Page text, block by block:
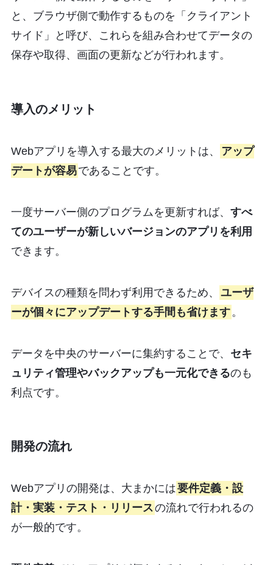
と、ブラウザ側で動作するものを「クライアント
サイド」と呼び、これらを組み合わせてデータの
保存や取得、画面の更新などが行われます。
導入のメリット
Webアプリを導入する最大のメリットは、
アップ
デートが容易であることです。
一度サーバー側のプログラムを更新すれば、 すべ
てのユーザーが新しいバージョンのアプリを利用
できます。
デバイスの種類を問わず利用できるため、
ユーザ
ーが個々にアップデートする手間も省けます 。
データを中央のサーバーに集約することで、 セキ
ュリティ管理やバックアップも一元化できるのも
利点です。
開発の流れ
Webアプリの開発は、大まかには要件定義・設
計・実装・テスト・リリースの流れで行われるの
が一般的です。